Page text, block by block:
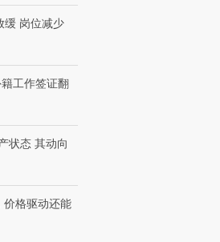
缓 岗位减少
工作签证翻
状态 其动向
价格驱动还能